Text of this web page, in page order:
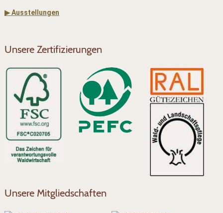
▶ Ausstellungen
Unsere Zertifizierungen
Unsere Mitgliedschaften